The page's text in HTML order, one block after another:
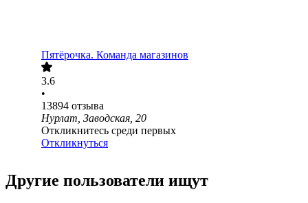
Пятёрочка. Команда магазинов
3.6
•
13894 отзыва
Нурлат, Заводская, 20
Откликнитесь среди первых
Откликнуться
Другие пользователи ищут